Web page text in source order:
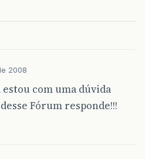
2008
com uma dúvida
Fórum responde!!!